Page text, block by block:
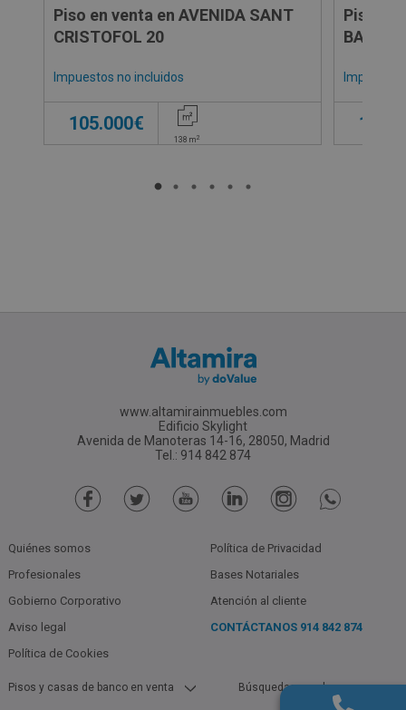
Piso en venta en AVENIDA SANT
CRISTOFOL 20
Impuestos no incluidos
105.000€
138m2
Piso en
www.altamirainmuebles.com
Edificio Skylight
Avenida de Manoteras 14-16, 28050, Madrid
Tel.: 914 842 874
Quiénes somos
Profesionales
Gobierno Corporativo
Aviso legal
Política de Cookies
Política de Privacidad
Bases Notariales
Atención al cliente
CONTÁCTANOS 914 842 874
Pisos y casas de banco en venta Búsquedas populares